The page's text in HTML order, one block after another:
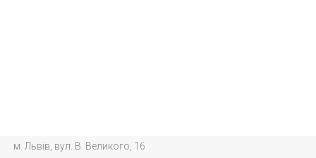
м. Львів, вул. В. Великого, 16